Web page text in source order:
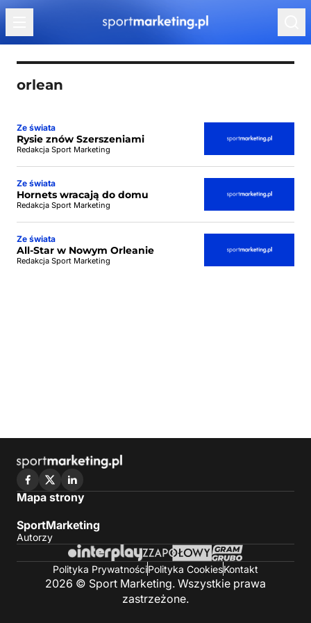
Przejdź do treści
orlean
Ze świata
Rysie znów Szerszeniami
Redakcja Sport Marketing
Ze świata
Hornets wracają do domu
Redakcja Sport Marketing
Ze świata
All-Star w Nowym Orleanie
Redakcja Sport Marketing
Mapa strony
SportMarketing
Autorzy
Polityka PrywatnościPolityka CookiesKontakt
2026 © Sport Marketing. Wszystkie prawa
zastrzeżone.